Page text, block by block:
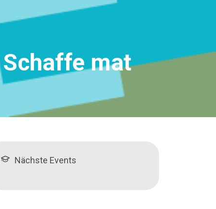
mat
Nächste Events